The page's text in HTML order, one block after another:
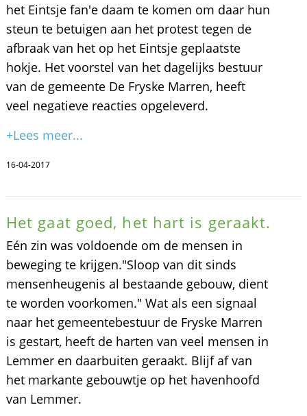
het Eintsje fan'e daam te komen om daar hun
steun te betuigen aan het protest tegen de
afbraak van het op het Eintsje geplaatste
hokje. Het voorstel van het dagelijks bestuur
van de gemeente De Fryske Marren, heeft
veel negatieve reacties opgeleverd.
+Lees meer...
16-04-2017
Het gaat goed, het hart is geraakt.
Eén zin was voldoende om de mensen in
beweging te krijgen."Sloop van dit sinds
mensenheugenis al bestaande gebouw, dient
te worden voorkomen." Wat als een signaal
naar het gemeentebestuur de Fryske Marren
is gestart, heeft de harten van veel mensen in
Lemmer en daarbuiten geraakt. Blijf af van
het markante gebouwtje op het havenhoofd
van Lemmer.